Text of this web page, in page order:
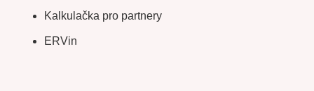
Kalkulačka pro partnery
ERVin